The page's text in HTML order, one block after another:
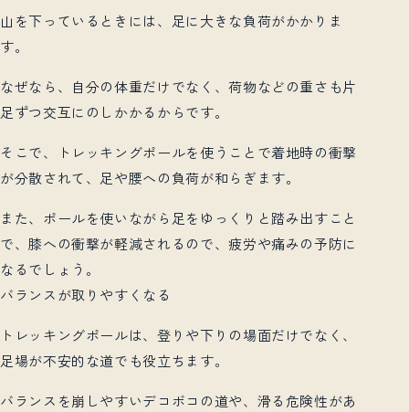
山を下っているときには、足に大きな負荷がかかりま
す。
なぜなら、自分の体重だけでなく、荷物などの重さも片
足ずつ交互にのしかかるからです。
そこで、トレッキングポールを使うことで着地時の衝撃
が分散されて、足や腰への負荷が和らぎます。
また、ポールを使いながら足をゆっくりと踏み出すこと
で、膝への衝撃が軽減されるので、疲労や痛みの予防に
なるでしょう。
バランスが取りやすくなる
トレッキングポールは、登りや下りの場面だけでなく、
足場が不安的な道でも役立ちます。
バランスを崩しやすいデコボコの道や、滑る危険性があ